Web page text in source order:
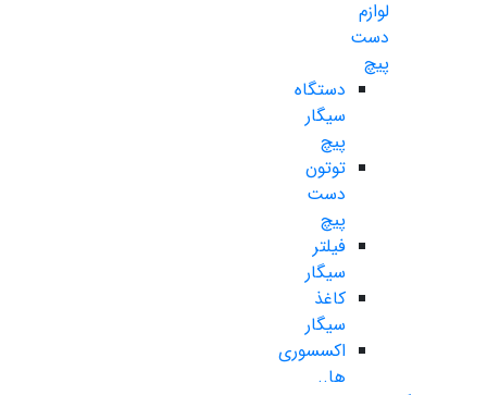
لوازم
دست
پیچ
دستگاه
سیگار
پیچ
توتون
دست
پیچ
فیلتر
سیگار
کاغذ
سیگار
اکسسوری
ها..